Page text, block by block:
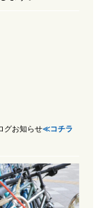
グお知らせ≪コチラ